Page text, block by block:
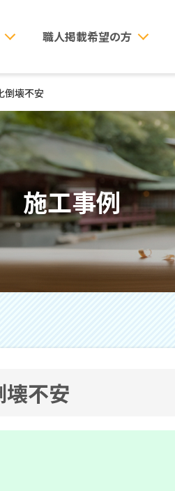
職人掲載希望の方
倒壊不安
施工事例
不安